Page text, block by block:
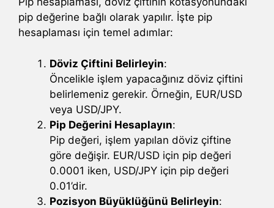
pip değerine bağlı olarak yapılır. İşte pip
hesaplaması için temel adımlar:
Döviz Çiftini Belirleyin:
Öncelikle işlem yapacağınız döviz çiftini
belirlemeniz gerekir. Örneğin, EUR/USD
veya USD/JPY.
Pip Değerini Hesaplayın:
Pip değeri, işlem yapılan döviz çiftine
göre değişir. EUR/USD için pip değeri
0.0001 iken, USD/JPY için pip değeri
0.01’dir.
Pozisyon Büyüklüğünü Belirleyin: